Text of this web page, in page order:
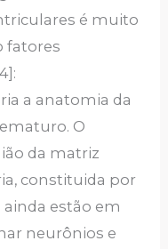
é muito
fatores
a anatomia da
O
da matriz
constituida por
estão em
neurônios e